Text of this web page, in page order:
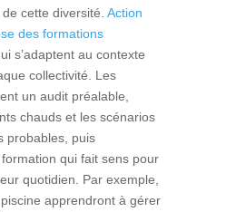
cette diversité. Action
des formations
s’adaptent au contexte
collectivité. Les
un audit préalable,
chauds et les scénarios
probables, puis
qui fait sens pour
quotidien. Par exemple,
apprendront à gérer